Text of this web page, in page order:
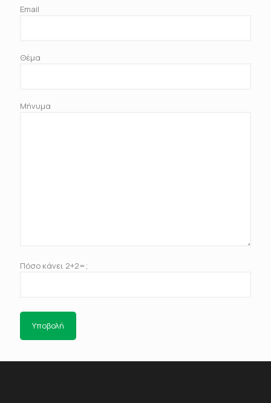
Email
Θέμα
Μήνυμα
Πόσο κάνει 2+2=;